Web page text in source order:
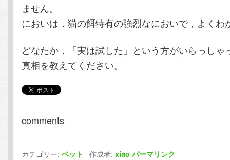
ません。
においは，猫の餌特有の強烈なにおいで，よくわ
どなたか，「実は試した」という方がいらっしゃ
真相を教えてください。
comments
カテゴリー:ペット 作成者:xiao パーマリンク